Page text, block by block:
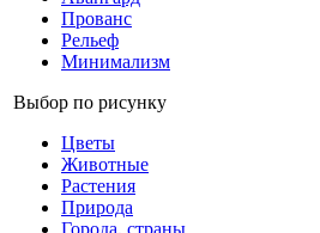
Прованс
Рельеф
Минимализм
Выбор по рисунку
Цветы
Животные
Растения
Природа
Города, страны